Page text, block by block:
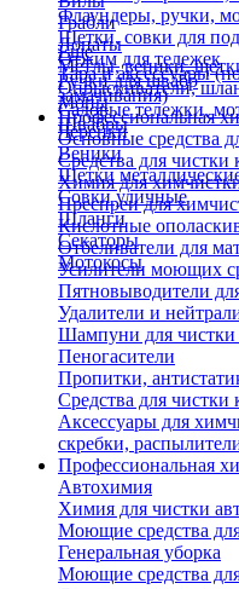
Флаундеры, ручки,
Щетки, совки для
Отжим для тележек
Ручки для швабр
Мопы
Швабры
Грабли
Лопаты
Метлы, веники,
Опрыскиватели,
Садовые тележки,
Черенки
Веники
Щетки
Совки уличные
Шланги
Секаторы
Мотокосы
Еще
Тара и аксессуары
замачивания)
Профессиональная
Основные средства
Средства для чистки
Химия для
Преспреи для
Кислотные
Отбеливатели для
Усилители моющих
Пятновыводители
Удалители и
Шампуни для чистки
Пеногасители
Пропитки,
Средства для чистки
Аксессуары для
скребки,
Профессиональная
Автохимия
Химия для чистки
Моющие средства
Генеральная уборка
Моющие средства